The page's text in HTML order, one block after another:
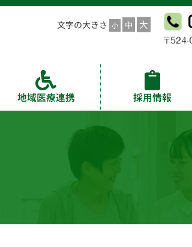
文字の大きさ
地域医療連携 採用情報